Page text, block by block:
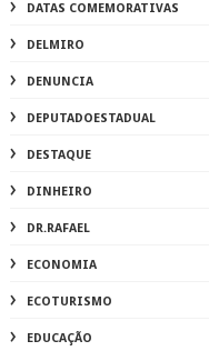
DATAS COMEMORATIVAS
DELMIRO
DENUNCIA
DEPUTADOESTADUAL
DESTAQUE
DINHEIRO
DR.RAFAEL
ECONOMIA
ECOTURISMO
EDUCAÇÃO